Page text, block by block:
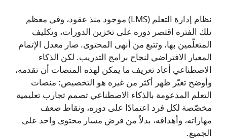
نظام إدارة التعلم (LMS) موجود منذ عقود، وفي معظم
تلك الفترة اقتصر دوره على تخزين الدورات، وتكليف
المتعلّمين بها، وتتبع من أنهى المحتوى. صار معدل الإتمام
المعيار الافتراضي لنجاح برامج التدريب. لكن الذكاء
الاصطناعي أعاد تعريف ما يمكن لهذه المنصات أن تقدمه،
وأوضح تغيّر ظهر أكثر من غيره هو التخصيص: منصات
التعلم المدعومة بالذكاء الاصطناعي تصمم تجارب تعليمية
مخصّصة لكل فرد اعتمادًا على دوره، ونقاط ضعف
مهاراته، وأهدافه، بدلاً من فرض مسار محتوى واحد على
الجميع.